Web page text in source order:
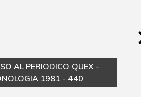
AL PERIODICO QUEX -
1981 - 440